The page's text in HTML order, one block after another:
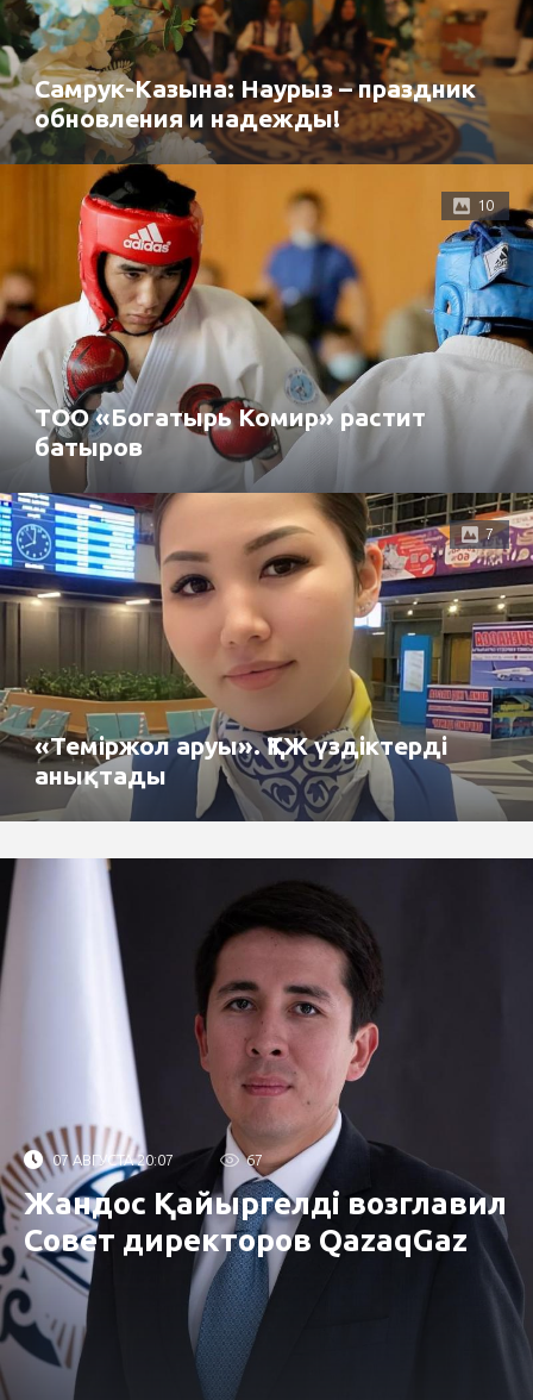
Самрук-Казына: Наурыз – праздник
обновления и надежды!
10
ТОО «Богатырь Комир» растит
батыров
7
«Теміржол аруы». ҚТЖ үздіктерді
анықтады
07 АВГУСТА 20:07 67
Жандос Қайыргелді возглавил
Совет директоров QazaqGaz